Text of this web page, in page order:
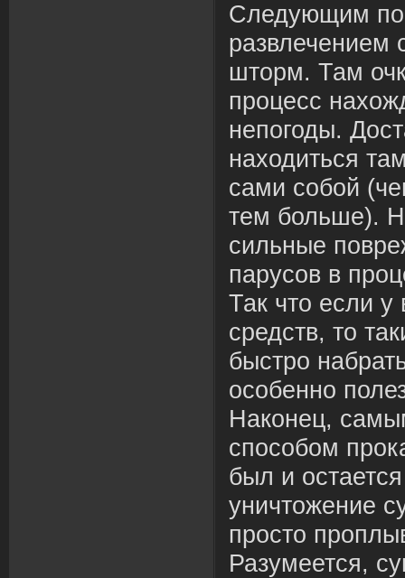
Следующим по
развлечением
шторм. Там
процесс
непогоды.
находиться
сами собой
тем больше).
сильные
парусов в
Так что если у
средств, то
быстро
особенно
Наконец,
способом
был и
уничтожение
просто
Разумеется,